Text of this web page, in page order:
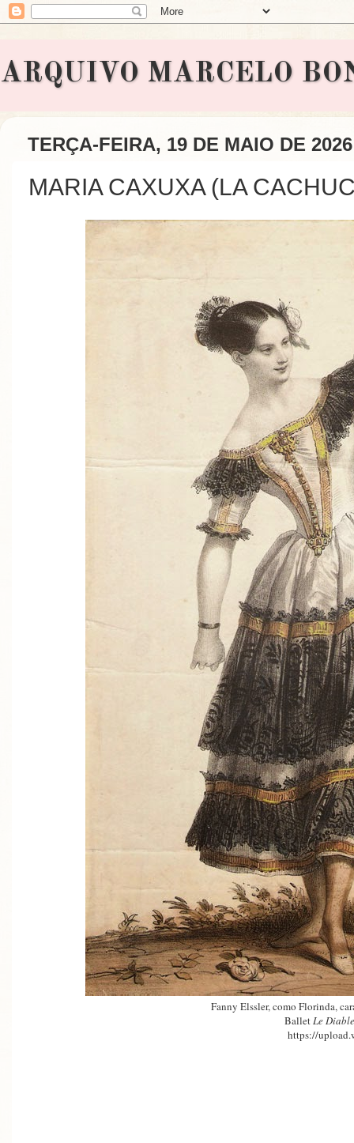
ARQUIVO MARCELO
TERÇA-FEIRA, 19 DE MAIO DE 2026
MARIA CAXUXA (LA
Fanny Elssler, como Florinda,
BalletLe
https://